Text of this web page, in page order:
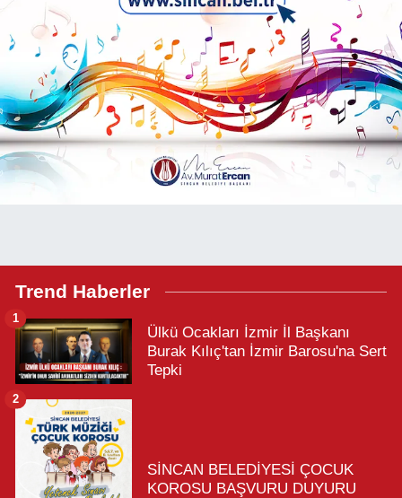
Trend Haberler
Ülkü Ocakları İzmir İl Başkanı
Burak Kılıç'tan İzmir Barosu'na Sert
Tepki
1
SİNCAN BELEDİYESİ ÇOCUK
KOROSU BAŞVURU DUYURU
2